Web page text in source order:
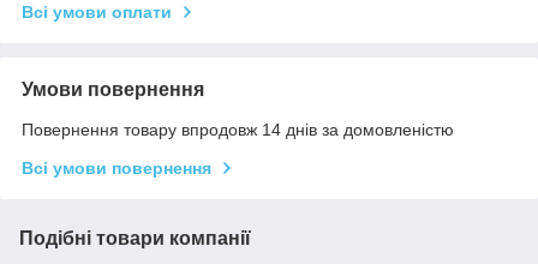
Всі умови оплати
Умови повернення
Повернення товару впродовж 14 днів за домовленістю
Всі умови повернення
Подібні товари компанії